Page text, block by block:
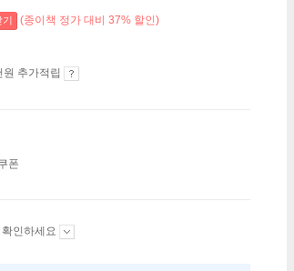
기 (종이책 정가 대비 37% 할인)
추가적립
폰
인하세요